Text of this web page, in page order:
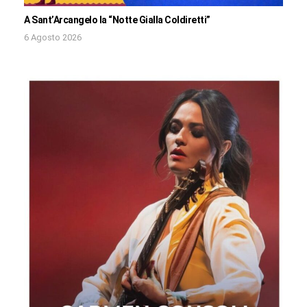
A Sant’Arcangelo la “Notte Gialla Coldiretti”
6 Agosto 2026